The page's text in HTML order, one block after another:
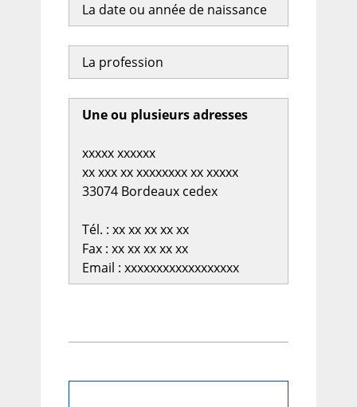
La date ou année de naissance
La profession
Une ou plusieurs adresses
xxxxx xxxxxx
xx xxx xx xxxxxxxx xx xxxxx
33074 Bordeaux cedex
Tél. : xx xx xx xx xx
Fax : xx xx xx xx xx
Email : xxxxxxxxxxxxxxxxxx